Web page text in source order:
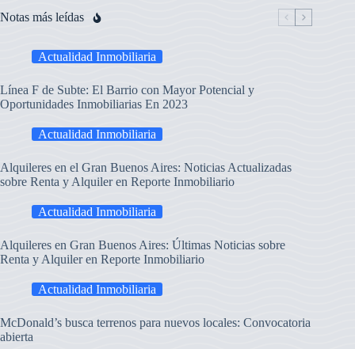
Notas más leídas
Actualidad Inmobiliaria
Línea F de Subte: El Barrio con Mayor Potencial y
Oportunidades Inmobiliarias En 2023
Actualidad Inmobiliaria
Alquileres en el Gran Buenos Aires: Noticias Actualizadas
sobre Renta y Alquiler en Reporte Inmobiliario
Actualidad Inmobiliaria
Alquileres en Gran Buenos Aires: Últimas Noticias sobre
Renta y Alquiler en Reporte Inmobiliario
Actualidad Inmobiliaria
McDonald’s busca terrenos para nuevos locales: Convocatoria
abierta